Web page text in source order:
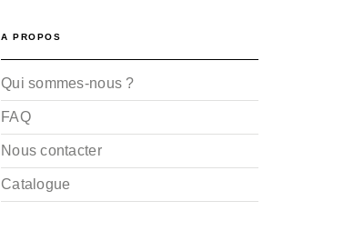
A PROPOS
Qui sommes-nous ?
FAQ
Nous contacter
Catalogue